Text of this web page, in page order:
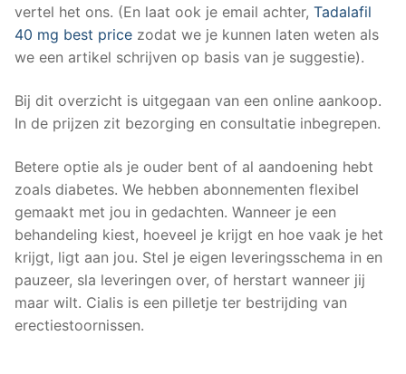
vertel het ons. (En laat ook je email achter, Tadalafil
40 mg best price zodat we je kunnen laten weten als
we een artikel schrijven op basis van je suggestie).
Bij dit overzicht is uitgegaan van een online aankoop.
In de prijzen zit bezorging en consultatie inbegrepen.
Betere optie als je ouder bent of al aandoening hebt
zoals diabetes. We hebben abonnementen flexibel
gemaakt met jou in gedachten. Wanneer je een
behandeling kiest, hoeveel je krijgt en hoe vaak je het
krijgt, ligt aan jou. Stel je eigen leveringsschema in en
pauzeer, sla leveringen over, of herstart wanneer jij
maar wilt. Cialis is een pilletje ter bestrijding van
erectiestoornissen.